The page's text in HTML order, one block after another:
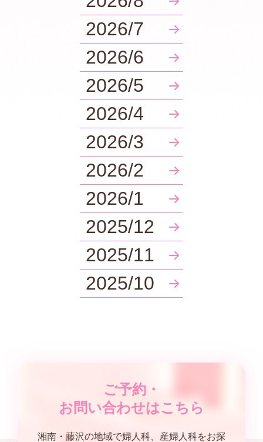
2026/7
2026/6
2026/5
2026/4
2026/3
2026/2
2026/1
2025/12
2025/11
2025/10
ご予約・
お問い合わせはこちら
湘南・藤沢の地域で婦人科、産婦人科をお探